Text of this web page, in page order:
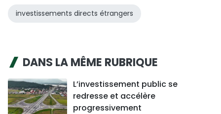
investissements directs étrangers
DANS LA MÊME RUBRIQUE
L’investissement public se
redresse et accélère
progressivement